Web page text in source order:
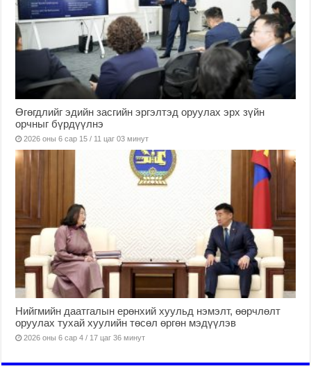
Өгөгдлийг эдийн засгийн эргэлтэд оруулах эрх зүйн
орчныг бүрдүүлнэ
2026 оны 6 сар 15 / 11 цаг 03 минут
Нийгмийн даатгалын ерөнхий хуульд нэмэлт, өөрчлөлт
оруулах тухай хуулийн төсөл өргөн мэдүүлэв
2026 оны 6 сар 4 / 17 цаг 36 минут